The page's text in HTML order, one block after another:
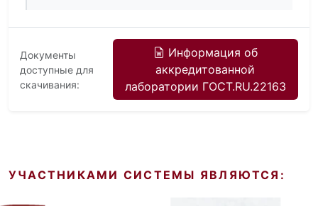
Документы
доступные для
скачивания:
Информация об
аккредитованной
лаборатории ГОСТ.RU.22163
УЧАСТНИКАМИ СИСТЕМЫ ЯВЛЯЮТСЯ: